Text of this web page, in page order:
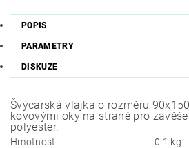
POPIS
PARAMETRY
DISKUZE
Švýcarská vlajka o rozměru
kovovými oky na straně pro
polyester.
Hmotnost 0.1 kg